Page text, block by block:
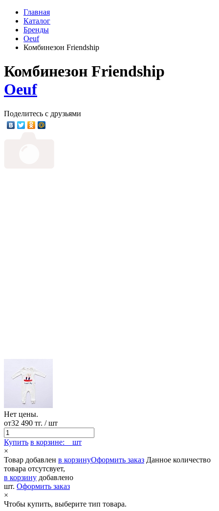
Главная
Каталог
Бренды
Oeuf
Комбинезон Friendship
Комбинезон Friendship
Oeuf
Поделитесь с друзьями
Нет цены.
от32 490 тг. / шт
Купить в корзине:
шт
×
Товар добавлен в корзинуОформить заказ Данное количество
товара отсутсвует,
в корзину добавлено
шт. Оформить заказ
×
Чтобы купить, выберите тип товара.